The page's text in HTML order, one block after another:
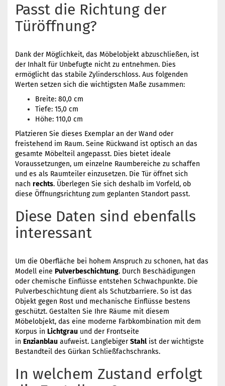
Passt die Richtung der
Türöffnung?
Dank der Möglichkeit, das Möbelobjekt abzuschließen, ist
der Inhalt für Unbefugte nicht zu entnehmen. Dies
ermöglicht das stabile Zylinderschloss. Aus folgenden
Werten setzen sich die wichtigsten Maße zusammen:
Breite: 80,0 cm
Tiefe: 15,0 cm
Höhe: 110,0 cm
Platzieren Sie dieses Exemplar an der Wand oder
freistehend im Raum. Seine Rückwand ist optisch an das
gesamte Möbelteil angepasst. Dies bietet ideale
Voraussetzungen, um einzelne Raumbereiche zu schaffen
und es als Raumteiler einzusetzen. Die Tür öffnet sich
nach rechts. Überlegen Sie sich deshalb im Vorfeld, ob
diese Öffnungsrichtung zum geplanten Standort passt.
Diese Daten sind ebenfalls
interessant
Um die Oberfläche bei hohem Anspruch zu schonen, hat das
Modell eine Pulverbeschichtung. Durch Beschädigungen
oder chemische Einflüsse entstehen Schwachpunkte. Die
Pulverbeschichtung dient als Schutzbarriere. So ist das
Objekt gegen Rost und mechanische Einflüsse bestens
geschützt. Gestalten Sie Ihre Räume mit diesem
Möbelobjekt, das eine moderne Farbkombination mit dem
Korpus in Lichtgrau und der Frontseite
in Enzianblau aufweist. LanglebigerStahl ist der wichtigste
Bestandteil des Gürkan Schließfachschranks.
In welchem Zustand erfolgt